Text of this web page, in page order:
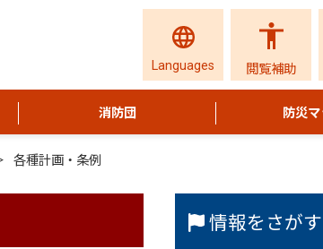
Languages 閲覧補助
消防団 防災
各種計画・条例
情報をさがす